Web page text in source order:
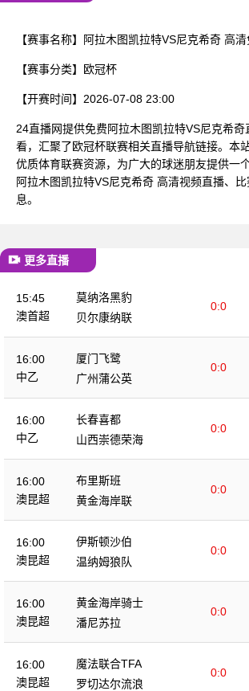
【赛事名称】 阿拉木图凯拉特VS尼克希奇 高
【赛事分类】 欧冠杯
【开赛时间】 2026-07-08 23:00
24直播网提供免费阿拉木图凯拉特VS尼克希奇
看，汇聚了欧冠杯联赛相关直播导航链接。本
优质体育联赛资源，为广大的球迷朋友提供一
阿拉木图凯拉特VS尼克希奇 高清视频直播、
息。
更多直播
15:45
澳首超
莫纳洛黑豹
0:0
贝尔康纳联
16:00
中乙
厦门飞鹭
0:0
广州蒲公英
16:00
中乙
长春喜都
0:0
山西崇德荣海
16:00
澳昆超
布里斯班
0:0
黄金海岸联
16:00
澳昆超
伊斯顿沙伯
0:0
温纳姆狼队
16:00
澳昆超
黄金海岸骑士
0:0
潘尼苏拉
16:00
澳昆超
魔法联合TFA
0:0
罗切达尔流浪